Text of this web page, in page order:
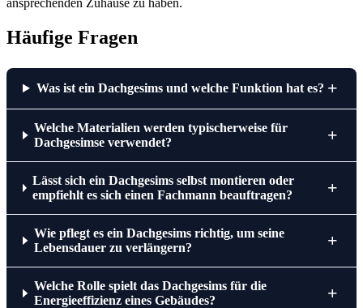
ansprechenden Zuhause zu haben.
Häufige Fragen
Was ist ein Dachgesims und welche Funktion hat es? +
Welche Materialien werden typischerweise für
Dachgesimse verwendet?
+
Lässt sich ein Dachgesims selbst montieren oder
empfiehlt es sich einen Fachmann beauftragen?
+
Wie pflegt es ein Dachgesims richtig, um seine
Lebensdauer zu verlängern?
+
Welche Rolle spielt das Dachgesims für die
Energieeffizienz eines Gebäudes?
+